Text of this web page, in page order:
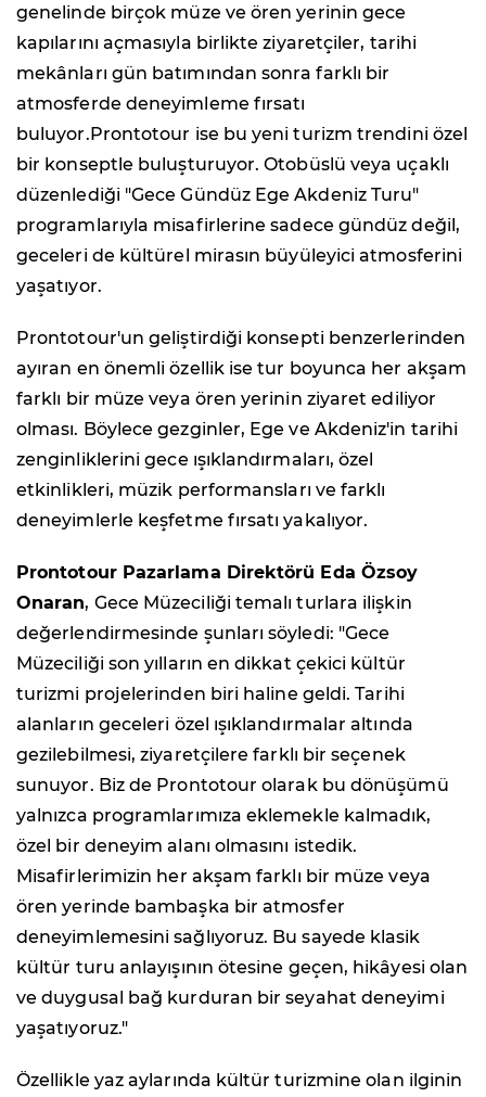
genelinde birçok müze ve ören yerinin gece
kapılarını açmasıyla birlikte ziyaretçiler, tarihi
mekânları gün batımından sonra farklı bir
atmosferde deneyimleme fırsatı
buluyor.Prontotour ise bu yeni turizm trendini özel
bir konseptle buluşturuyor. Otobüslü veya uçaklı
düzenlediği "Gece Gündüz Ege Akdeniz Turu"
programlarıyla misafirlerine sadece gündüz değil,
geceleri de kültürel mirasın büyüleyici atmosferini
yaşatıyor.
Prontotour'un geliştirdiği konsepti benzerlerinden
ayıran en önemli özellik ise tur boyunca her akşam
farklı bir müze veya ören yerinin ziyaret ediliyor
olması. Böylece gezginler, Ege ve Akdeniz'in tarihi
zenginliklerini gece ışıklandırmaları, özel
etkinlikleri, müzik performansları ve farklı
deneyimlerle keşfetme fırsatı yakalıyor.
Prontotour Pazarlama Direktörü Eda Özsoy
Onaran, Gece Müzeciliği temalı turlara ilişkin
değerlendirmesinde şunları söyledi: "Gece
Müzeciliği son yılların en dikkat çekici kültür
turizmi projelerinden biri haline geldi. Tarihi
alanların geceleri özel ışıklandırmalar altında
gezilebilmesi, ziyaretçilere farklı bir seçenek
sunuyor. Biz de Prontotour olarak bu dönüşümü
yalnızca programlarımıza eklemekle kalmadık,
özel bir deneyim alanı olmasını istedik.
Misafirlerimizin her akşam farklı bir müze veya
ören yerinde bambaşka bir atmosfer
deneyimlemesini sağlıyoruz. Bu sayede klasik
kültür turu anlayışının ötesine geçen, hikâyesi olan
ve duygusal bağ kurduran bir seyahat deneyimi
yaşatıyoruz."
Özellikle yaz aylarında kültür turizmine olan ilginin